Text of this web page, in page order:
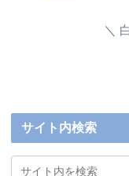
サイト内検索